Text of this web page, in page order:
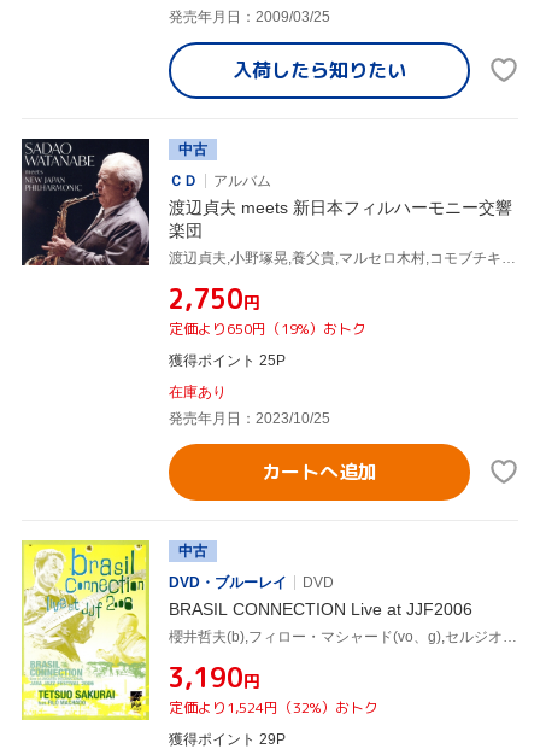
発売年月日：2009/03/25
入荷したら知りたい
中古
ＣＤ
アルバム
渡辺貞夫 meets 新日本フィルハーモニー交響
楽団
¥2,750円
定価より650円（19%）おトク
獲得ポイント 25P
在庫あり
発売年月日：2023/10/25
カートへ追加
中古
DVD・ブルーレイ
DVD
BRASIL CONNECTION Live at JJF2006
¥3,190円
定価より1,524円（32%）おトク
獲得ポイント 29P